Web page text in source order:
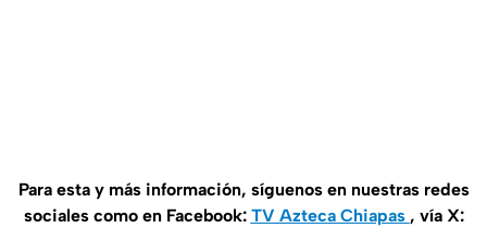
Para esta y más información, síguenos en nuestras redes
sociales como en Facebook: TV Azteca Chiapas , vía X: